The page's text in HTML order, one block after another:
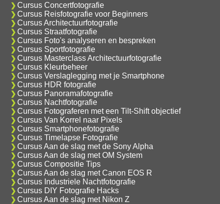
Cursus Concertfotografie
Cursus Reisfotografie voor Beginners
Cursus Architectuurfotografie
Cursus Straatfotografie
Cursus Foto's analyseren en bespreken
Cursus Sportfotografie
Cursus Masterclass Architectuurfotografie
Cursus Kleurbeheer
Cursus Verslaglegging met je Smartphone
Cursus HDR fotografie
Cursus Panoramafotografie
Cursus Nachtfotografie
Cursus Fotograferen met een Tilt-Shift objectief
Cursus Van Korrel naar Pixels
Cursus Smartphonefotografie
Cursus Timelapse Fotografie
Cursus Aan de slag met de Sony Alpha
Cursus Aan de slag met OM System
Cursus Compositie Tips
Cursus Aan de slag met Canon EOS R
Cursus Industriele Nachtfotografie
Cursus DIY Fotografie Hacks
Cursus Aan de slag met Nikon Z